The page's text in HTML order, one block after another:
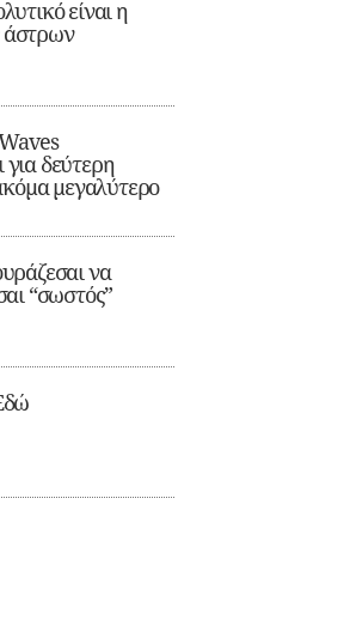
είναι η
δεύτερη
μεγαλύτερο
να
“σωστός”